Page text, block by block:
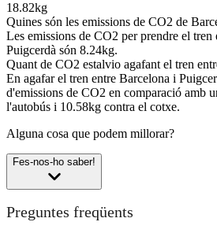
18.82kg
Quines són les emissions de CO2 de
Les emissions de CO2 per prendre el tren
Puigcerdà són 8.24kg.
Quant de CO2 estalvio agafant el tren
En agafar el tren entre Barcelona i
d'emissions de CO2 en comparació amb
l'autobús i 10.58kg contra el cotxe.
Alguna cosa que podem millorar?
Fes-nos-ho saber!
Preguntes freqüents